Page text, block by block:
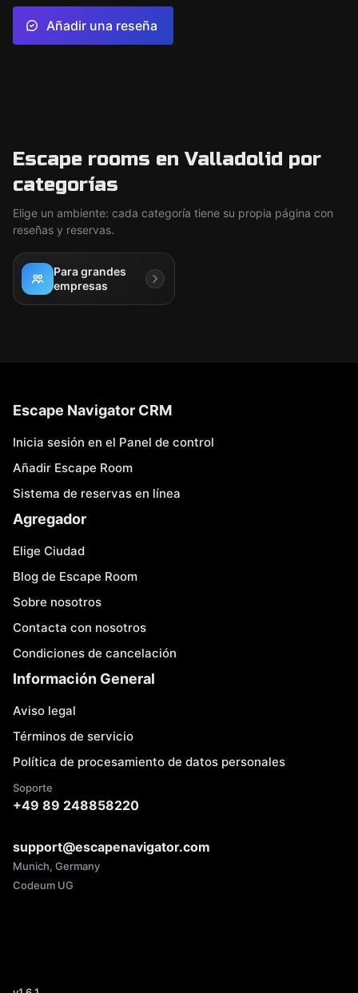
Añadir una reseña
Escape rooms en Valladolid por
categorías
Elige un ambiente: cada categoría tiene su propia página con
reseñas y reservas.
Para grandes
empresas
Escape Navigator CRM
Inicia sesión en el Panel de control
Añadir Escape Room
Sistema de reservas en línea
Agregador
Elige Ciudad
Blog de Escape Room
Sobre nosotros
Contacta con nosotros
Condiciones de cancelación
Información General
Aviso legal
Términos de servicio
Política de procesamiento de datos personales
Soporte
+49 89 248858220
support@escapenavigator.com
Munich, Germany
Codeum UG